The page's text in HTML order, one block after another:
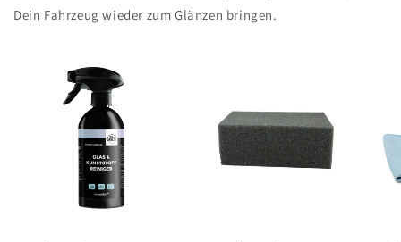
Dein Fahrzeug wieder zum Glänzen bringen.